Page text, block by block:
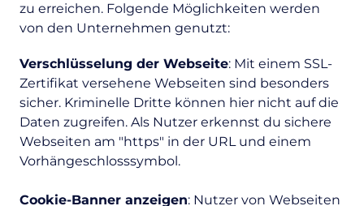
zu erreichen. Folgende Möglichkeiten werden
von den Unternehmen genutzt:
Verschlüsselung der Webseite: Mit einem SSL-
Zertifikat versehene Webseiten sind besonders
sicher. Kriminelle Dritte können hier nicht auf die
Daten zugreifen. Als Nutzer erkennst du sichere
Webseiten am "https" in der URL und einem
Vorhängeschlosssymbol.
Cookie-Banner anzeigen: Nutzer von Webseiten